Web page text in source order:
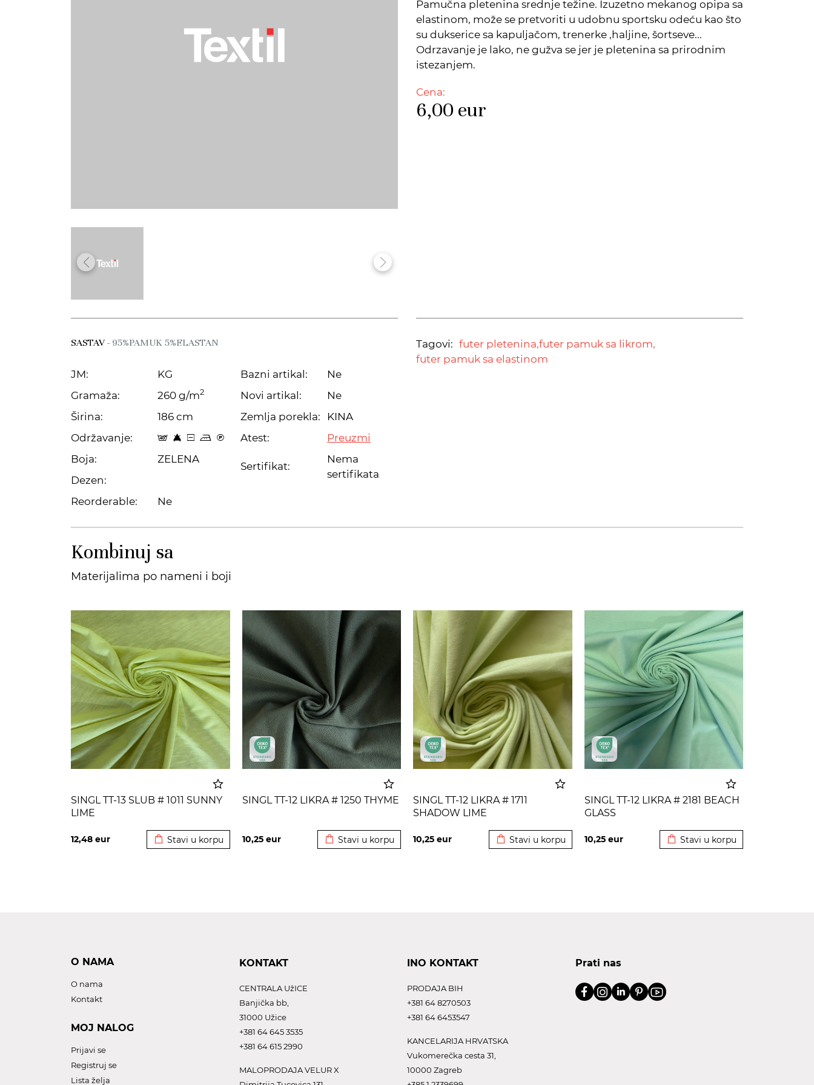
Pamučna pletenina srednje težine. Izuzetno mekanog opipa sa
elastinom, može se pretvoriti u udobnu sportsku odeću kao što
su dukserice sa kapuljačom, trenerke ,haljine, šortseve...
Odrzavanje je lako, ne gužva se jer je pletenina sa prirodnim
istezanjem.
Cena:
6,00 eur
SASTAV- 95%PAMUK 5%ELASTAN
JM:
KG
Gramaža:
260 g/m2
Širina:
186 cm
Održavanje:
t 8 a p C
Boja:
ZELENA
Dezen:
Reorderable:
Ne
Bazni artikal:
Ne
Novi artikal:
Ne
Zemlja porekla:
KINA
Atest:
Preuzmi
Sertifikat:
Nema
sertifikata
Tagovi: futer pletenina,futer pamuk sa likrom,
futer pamuk sa elastinom
Kombinuj sa
Materijalima po nameni i boji
SINGL TT-13 SLUB # 1011 SUNNY
LIME
12,48 eur Stavi u korpu
SINGL TT-12 LIKRA # 1250 THYME
10,25 eur Stavi u korpu
SINGL TT-12 LIKRA # 1711
SHADOW LIME
10,25 eur Stavi u korpu
SINGL TT-12 LIKRA # 2181 BEACH
GLASS
10,25 eur Stavi u korpu
O NAMA
O nama
Kontakt
MOJ NALOG
Prijavi se
Registruj se
Lista želja
KONTAKT
CENTRALA UžICE
Banjička bb,
31000 Užice
+381 64 645 3535
+381 64 615 2990
MALOPRODAJA VELUR X
INO KONTAKT
PRODAJA BIH
+381 64 8270503
+381 64 6453547
KANCELARIJA HRVATSKA
Vukomerečka cesta 31,
10000 Zagreb
Prati nas